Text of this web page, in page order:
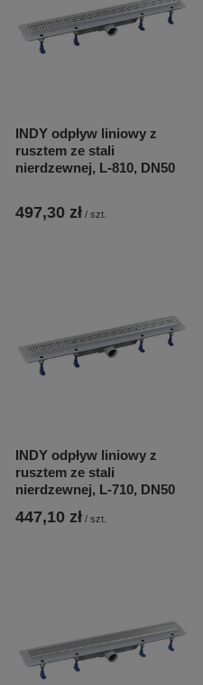
INDY odpływ liniowy z
rusztem ze stali
nierdzewnej, L-810, DN50
497,30 zł / szt.
INDY odpływ liniowy z
rusztem ze stali
nierdzewnej, L-710, DN50
447,10 zł / szt.